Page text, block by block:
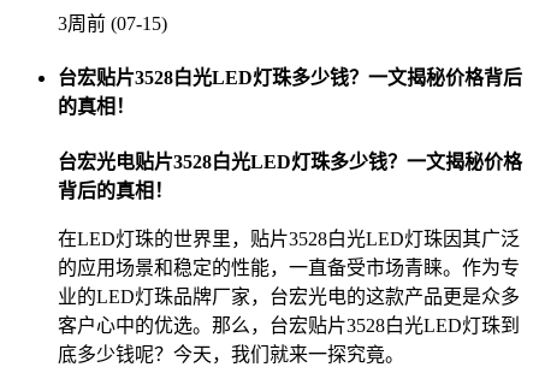
3周前 (07-15)
台宏贴片3528白光LED灯珠多少钱？一文揭秘价格背后
的真相！
台宏光电贴片3528白光LED灯珠多少钱？一文揭秘价格
背后的真相！
在LED灯珠的世界里，贴片3528白光LED灯珠因其广泛
的应用场景和稳定的性能，一直备受市场青睐。作为专
业的LED灯珠品牌厂家，台宏光电的这款产品更是众多
客户心中的优选。那么，台宏贴片3528白光LED灯珠到
底多少钱呢？今天，我们就来一探究竟。